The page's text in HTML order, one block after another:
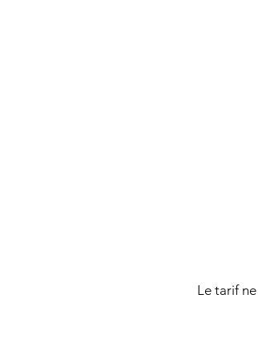
Le tarif